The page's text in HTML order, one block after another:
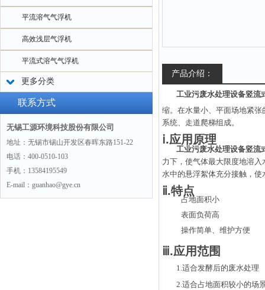
平流溶气气浮机
高效浅层气浮机
平流式溶气气浮机
更多分类
联系方式
无锡工源环境科技股份有限公司
地址：无锡市锡山开发区春晖东路151-22
电话：400-0510-103
手机：13584195549
E-mail：guanhao@gye.cn
产品介绍：
工业污废水处理设备竖流
缩。在水量小、平面场地紧
系统、走道爬梯组成。
ⅰ.应用原理
工业污废水处理设备竖流
力下，使气体最大限度地溶
水中的悬浮絮体充分接触，
ⅱ.特点
占地面积小
表面负荷高
操作简单、维护方便
ⅲ.应用范围
1.适合发酵后的废水处理
2.适合占地面积较小的场